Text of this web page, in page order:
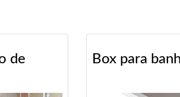
de
Box para